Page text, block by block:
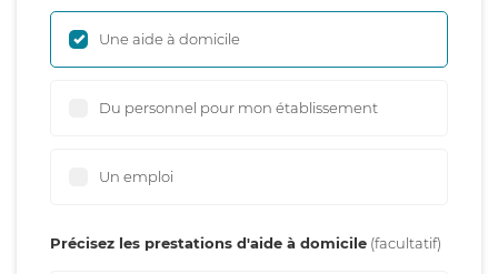
Une aide à domicile
Du personnel pour mon établissement
Un emploi
Précisez les prestations d'aide à domicile